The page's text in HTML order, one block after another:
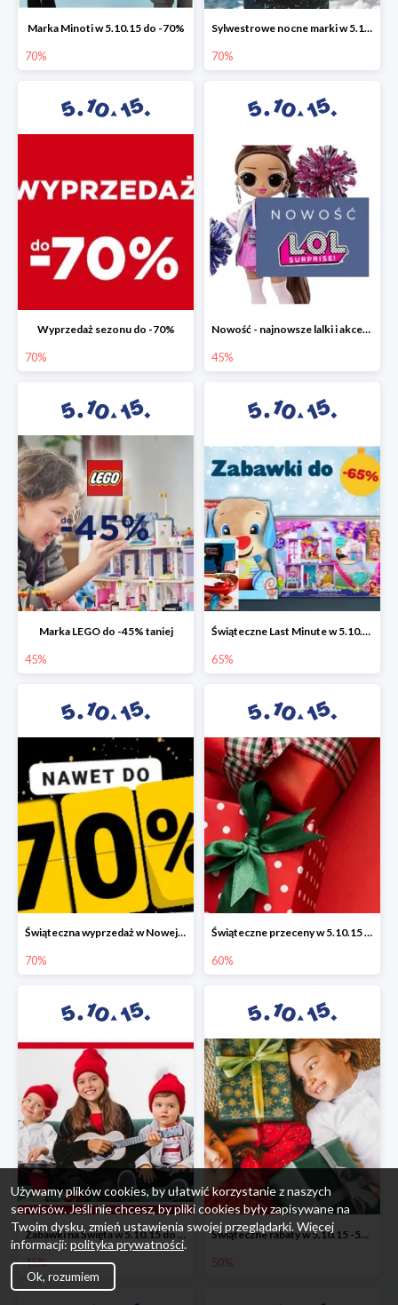
Marka Minoti w 5.10.15 do -70%
70%
Sylwestrowe nocne marki w 5.10.15 do -70%
70%
Wyprzedaż sezonu do -70%
70%
Nowość - najnowsze lalki i akcesoria L.O.L. w 5.10.15 do -45%
45%
Marka LEGO do -45% taniej
45%
Świąteczne Last Minute w 5.10.15 - zabawki do -65%
65%
Świąteczna wyprzedaż w Nowej Erze - National Geographic Learning -70%
70%
Świąteczne przeceny w 5.10.15 - wszystkie ubrania -60%
60%
Zabawki na Święta w 5.10.15 do -45%
45%
Świąteczne rabaty w 5.10.15 -50%
50%
Używamy plików cookies, by ułatwić korzystanie z naszych
serwisów. Jeśli nie chcesz, by pliki cookies były zapisywane na
Twoim dysku, zmień ustawienia swojej przeglądarki. Więcej
informacji: polityka prywatności.
Ok, rozumiem